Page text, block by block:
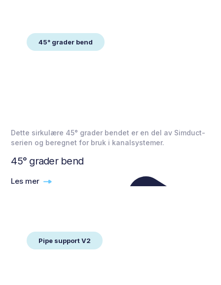
45° grader bend
Dette sirkulære 45° grader bendet er en del av Simduct-
serien og beregnet for bruk i kanalsystemer.
45° grader bend
Les mer
Pipe support V2